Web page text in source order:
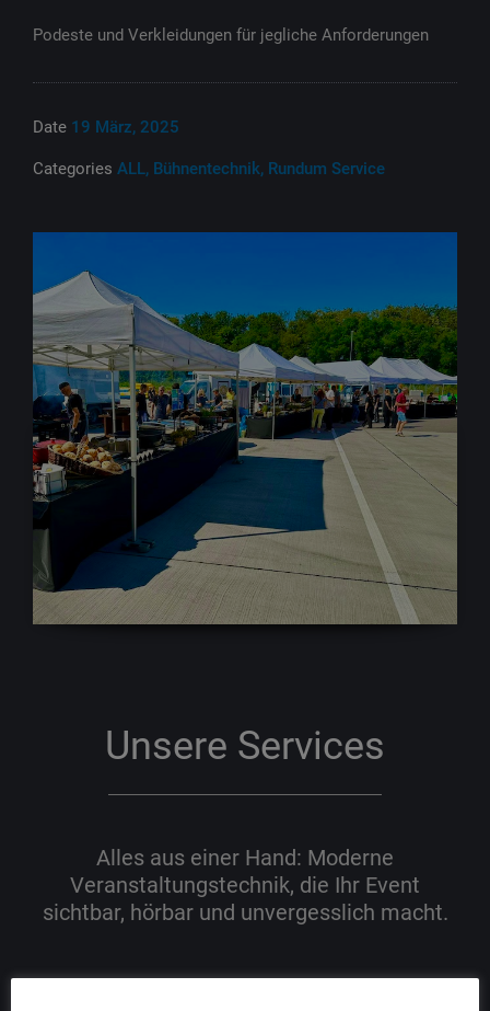
Podeste und Verkleidungen für jegliche Anforderungen
Date 19 März, 2025
Categories ALL, Bühnentechnik, Rundum Service
Unsere Services
Alles aus einer Hand: Moderne
Veranstaltungstechnik, die Ihr Event
sichtbar, hörbar und unvergesslich macht.